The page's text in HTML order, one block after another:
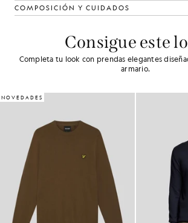
COMPOSICIÓN Y CUIDADOS
Consigue este
Completa tu look con prendas elegantes
armario.